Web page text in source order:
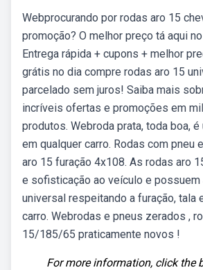
Webprocurando por rodas aro 15
promoção? O melhor preço tá aqui
Entrega rápida + cupons + melhor
grátis no dia compre rodas aro 15
parcelado sem juros! Saiba mais
incríveis ofertas e promoções em
produtos. Webroda prata, toda boa,
em qualquer carro. Rodas com pneu
aro 15 furação 4x108. As rodas aro
e sofisticação ao veículo e possuem
universal respeitando a furação, tala
carro. Webrodas e pneus zerados ,
15/185/65 praticamente novos !
For more information, click the